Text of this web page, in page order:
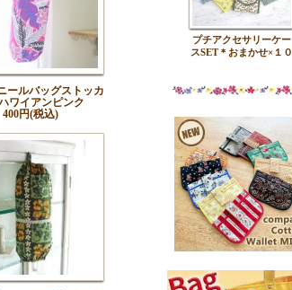
ールバッグストッカ
ワイアンピンク
400円(税込)
プチアクセサリーケー
スSET＊おまかせ×１０